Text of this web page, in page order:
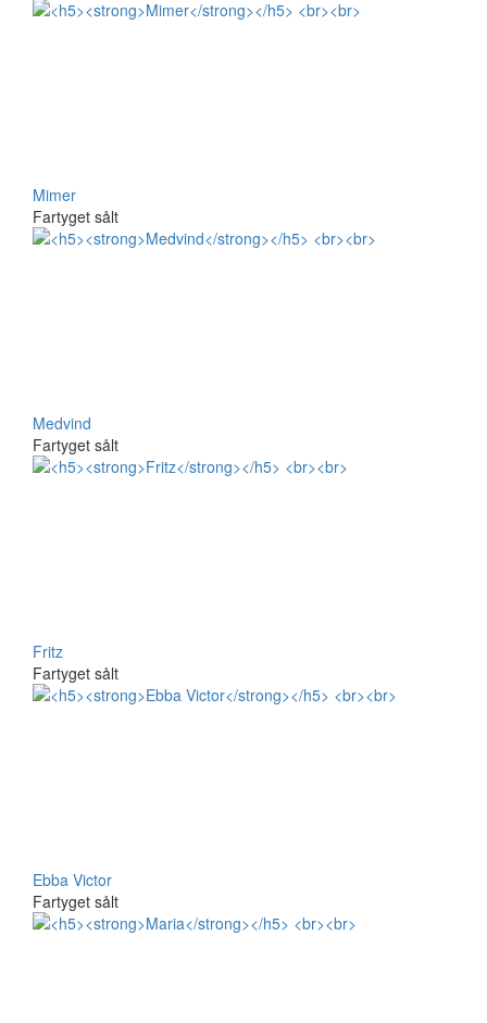
Mimer
Fartyget sålt
Medvind
Fartyget sålt
Fritz
Fartyget sålt
Ebba Victor
Fartyget sålt